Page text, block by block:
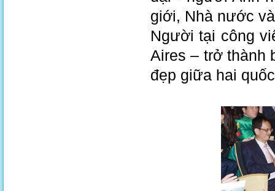
giới, Nhà nước
Người tại công
Aires – trở thành
đẹp giữa hai